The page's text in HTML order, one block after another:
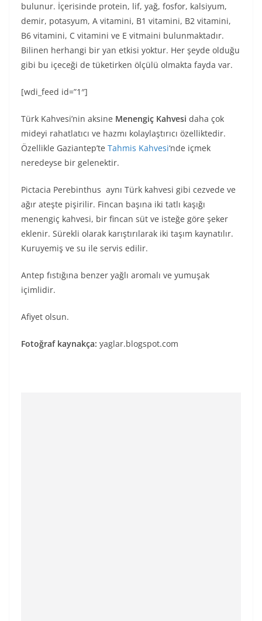
bulunur. İçerisinde protein, lif, yağ, fosfor, kalsiyum,
demir, potasyum, A vitamini, B1 vitamini, B2 vitamini,
B6 vitamini, C vitamini ve E vitmaini bulunmaktadır.
Bilinen herhangi bir yan etkisi yoktur. Her şeyde olduğu
gibi bu içeceği de tüketirken ölçülü olmakta fayda var.
[wdi_feed id=”1″]
Türk Kahvesi’nin aksine Menengiç Kahvesi daha çok
mideyi rahatlatıcı ve hazmı kolaylaştırıcı özelliktedir.
Özellikle Gaziantep’te Tahmis Kahvesi‘nde içmek
neredeyse bir gelenektir.
Pictacia Perebinthus aynı Türk kahvesi gibi cezvede ve
ağır ateşte pişirilir. Fincan başına iki tatlı kaşığı
menengiç kahvesi, bir fincan süt ve isteğe göre şeker
eklenir. Sürekli olarak karıştırılarak iki taşım kaynatılır.
Kuruyemiş ve su ile servis edilir.
Antep fıstığına benzer yağlı aromalı ve yumuşak
içimlidir.
Afiyet olsun.
Fotoğraf kaynakça: yaglar.blogspot.com